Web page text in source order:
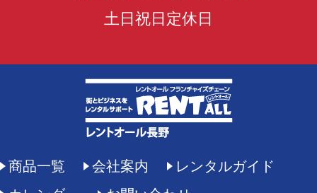
土日祝日定休日
商品一覧 会社案内
レンタルガイド